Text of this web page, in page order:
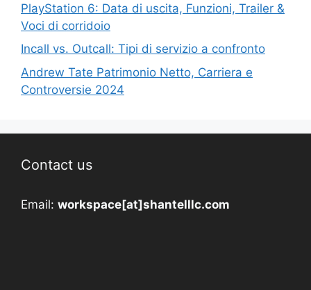
PlayStation 6: Data di uscita, Funzioni, Trailer &
Voci di corridoio
Incall vs. Outcall: Tipi di servizio a confronto
Andrew Tate Patrimonio Netto, Carriera e
Controversie 2024
Contact us
Email: workspace[at]shantelllc.com